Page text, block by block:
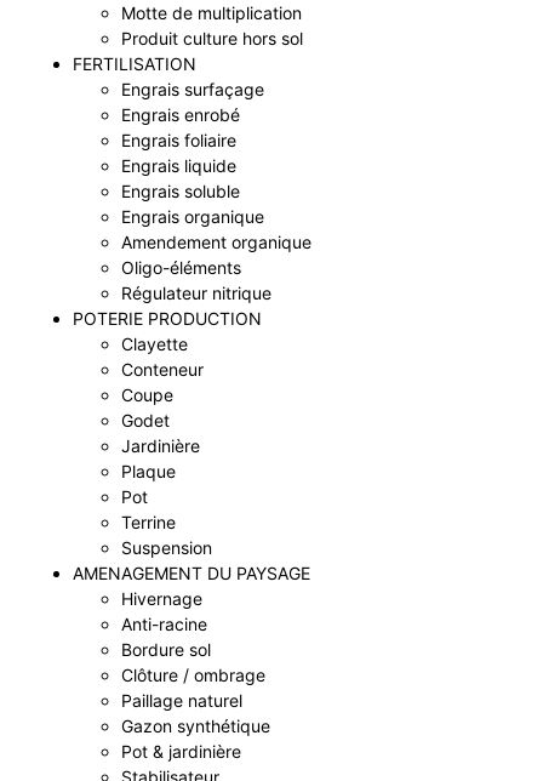
Motte de multiplication
Produit culture hors sol
FERTILISATION
Engrais surfaçage
Engrais enrobé
Engrais foliaire
Engrais liquide
Engrais soluble
Engrais organique
Amendement organique
Oligo-éléments
Régulateur nitrique
POTERIE PRODUCTION
Clayette
Conteneur
Coupe
Godet
Jardinière
Plaque
Pot
Terrine
Suspension
AMENAGEMENT DU PAYSAGE
Hivernage
Anti-racine
Bordure sol
Clôture / ombrage
Paillage naturel
Gazon synthétique
Pot & jardinière
Stabilisateur